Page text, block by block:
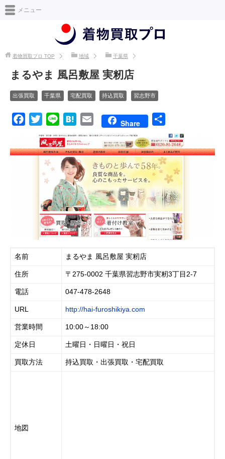
日本最大級の着物買取情報サイト [着物買取プロ]
メニュー
着物買取プロ TOP 地域 千葉県
まるやま 風呂敷屋 実籾店
出張買取 千葉県 宅配買取 持込買取 習志野市
e
i
t
t
e
n
e
t
e
n
a
i
l
Share
有
名前 まるやま 風呂敷屋 実籾店
住所 〒275-0002 千葉県習志野市実籾3丁目2-7
電話 047-478-2648
URL http://hai-furoshikiya.com
営業時間 10:00～18:00
定休日 土曜日・日曜日・祝日
買取方法 持込買取・出張買取・宅配買取
地図